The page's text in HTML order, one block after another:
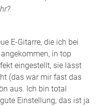
E-Gitarre, die ich bei
in top
eingestellt, sie lässt
(das war mir fast das
aus. Ich bin total
Einstellung, das ist ja